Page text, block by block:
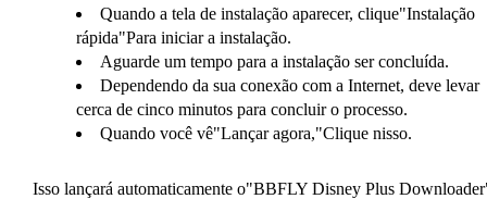
Quando a tela de instalação aparecer, clique"Instalação
rápida"Para iniciar a instalação.
Aguarde um tempo para a instalação ser concluída.
Dependendo da sua conexão com a Internet, deve levar
cerca de cinco minutos para concluir o processo.
Quando você vê"Lançar agora,"Clique nisso.
Isso lançará automaticamente o"BBFLY Disney Plus